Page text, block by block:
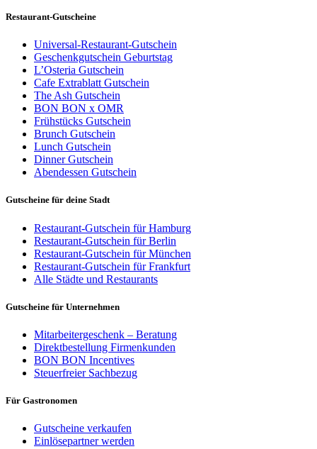
Restaurant-Gutscheine
Universal-Restaurant-Gutschein
Geschenkgutschein Geburtstag
L’Osteria Gutschein
Cafe Extrablatt Gutschein
The Ash Gutschein
BON BON x OMR
Frühstücks Gutschein
Brunch Gutschein
Lunch Gutschein
Dinner Gutschein
Abendessen Gutschein
Gutscheine für deine Stadt
Restaurant-Gutschein für Hamburg
Restaurant-Gutschein für Berlin
Restaurant-Gutschein für München
Restaurant-Gutschein für Frankfurt
Alle Städte und Restaurants
Gutscheine für Unternehmen
Mitarbeitergeschenk – Beratung
Direktbestellung Firmenkunden
BON BON Incentives
Steuerfreier Sachbezug
Für Gastronomen
Gutscheine verkaufen
Einlösepartner werden